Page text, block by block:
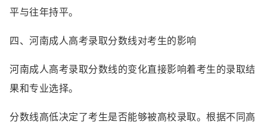
平与往年持平。
四、河南成人高考录取分数线对考生的影响
河南成人高考录取分数线的变化直接影响着考生的录取结
果和专业选择。
分数线高低决定了考生是否能够被高校录取。根据不同高